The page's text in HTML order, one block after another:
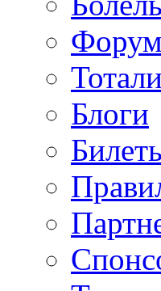
Форум
Блоги